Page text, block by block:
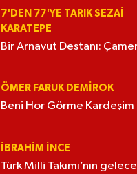
7'DEN 77'YE TARIK SEZAI
KARATEPE
Bir Arnavut Destanı:
ÖMER FARUK DEMIROK
Beni Hor Görme Kardeşim
İBRAHIM İNCE
Türk Milli Takımı’nın